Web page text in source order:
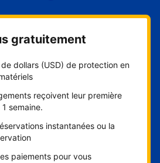
d'hôtes
gratuitement
de dollars (USD) de protection en
reçoivent leur première
semaine.
instantanées ou la
paiements pour vous